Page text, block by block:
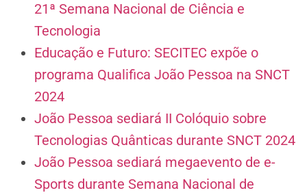
21ª Semana Nacional de Ciência e
Tecnologia
Educação e Futuro: SECITEC expõe o
programa Qualifica João Pessoa na SNCT
2024
João Pessoa sediará II Colóquio sobre
Tecnologias Quânticas durante SNCT 2024
João Pessoa sediará megaevento de e-
Sports durante Semana Nacional de